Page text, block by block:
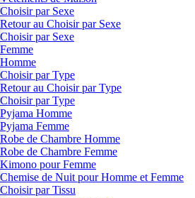
Choisir par Sexe
Retour au Choisir par Sexe
Choisir par Sexe
Femme
Homme
Choisir par Type
Retour au Choisir par Type
Choisir par Type
Pyjama Homme
Pyjama Femme
Robe de Chambre Homme
Robe de Chambre Femme
Kimono pour Femme
Chemise de Nuit pour Homme et Femme
Choisir par Tissu